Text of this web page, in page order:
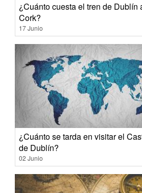
¿Cuánto cuesta el tren de Dublín
Cork?
17 Junio
¿Cuánto se tarda en visitar el
de Dublín?
02 Junio